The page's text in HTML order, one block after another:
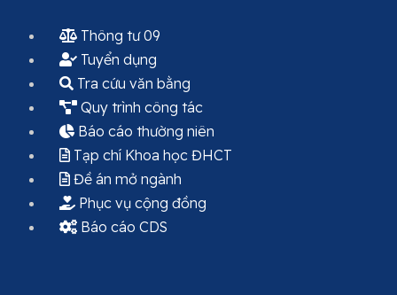
Thông tư 09
Tuyển dụng
Tra cứu văn bằng
Quy trình công tác
Báo cáo thường niên
Tạp chí Khoa học ĐHCT
Đề án mở ngành
Phục vụ cộng đồng
Báo cáo CDS